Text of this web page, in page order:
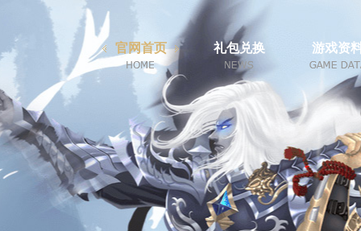
官网首页 礼包兑换 游戏资